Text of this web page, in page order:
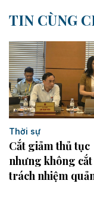
TIN CÙNG
Thời sự
Cắt giảm thủ tục
nhưng không
trách nhiệm